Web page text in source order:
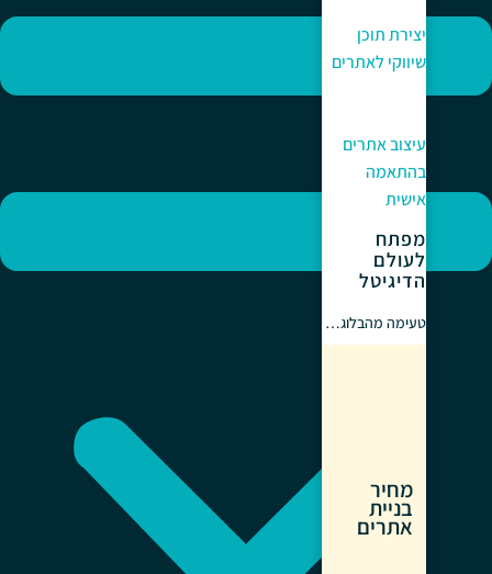
יצירת תוכן
שיווקי לאתרים
עיצוב אתרים
בהתאמה
אישית
מפתח
לעולם
הדיגיטל
טעימה מהבלוג…
מחיר
בניית
אתרים